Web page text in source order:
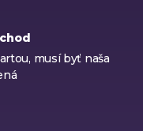
musí byť naša